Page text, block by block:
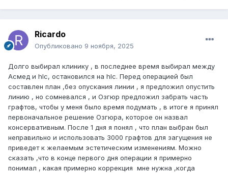
Ricardo
Опубликовано 9 ноября, 2025
Долго выбирал клинику , в последнее время выбирал между
Асмед и hlc, остановился на hlc. Перед операцией был
составлен план ,без опускания линии , я предложил опустить
линию , но сомневался , и Озгюр предложил забрать часть
графтов, чтобы у меня было время подумать , в итоге я принял
первоначальное решение Озгюра, которое он назвал
консервативным. После 1 дня я понял , что план выбран был
неправильно и использовать 3000 графтов для загущения не
приведет к желаемым эстетическим изменениям. Можно
сказать ,что в конце первого дня операции я примерно
понимал , какая примерно коррекция мне нужна ,когда